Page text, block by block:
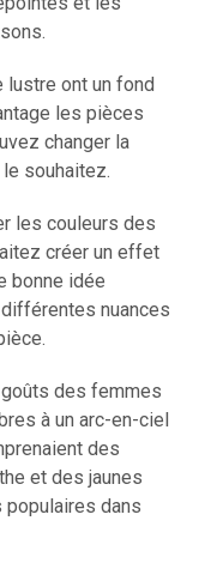
lustre ont un fond
les pièces
changer la
souhaitez.
les couleurs des
créer un effet
bonne idée
nuances
des femmes
à un arc-en-ciel
des
et des jaunes
populaires dans